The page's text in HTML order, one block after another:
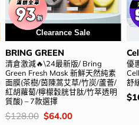
Clearance Sale
BRING GREEN
清倉激減🔥\24最新版/ Bring
Green Fresh Mask 新鮮天然純素
面膜(茶樹/茵陳蒿艾草/竹炭/蘆薈/
紅胡蘿蔔/檸檬穀胱甘肽/竹萃透明
質酸) – 7款選擇
價
$128.00 Original
$64.00Current
優
舒
價
$